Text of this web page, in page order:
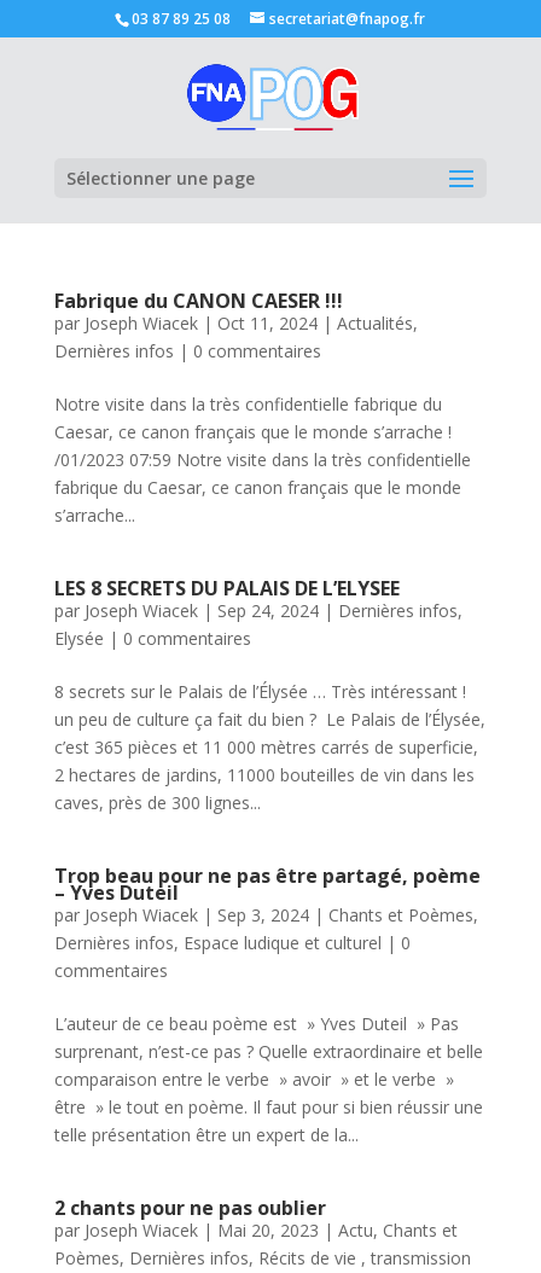
03 87 89 25 08 secretariat@fnapog.fr
Sélectionner une page
Fabrique du CANON CAESER !!!
par Joseph Wiacek| Oct 11, 2024| Actualités,
Dernières infos | 0 commentaires
Notre visite dans la très confidentielle fabrique du
Caesar, ce canon français que le monde s’arrache !
/01/2023 07:59 Notre visite dans la très confidentielle
fabrique du Caesar, ce canon français que le monde
s’arrache...
LES 8 SECRETS DU PALAIS DE L’ELYSEE
par Joseph Wiacek| Sep 24, 2024| Dernières infos,
Elysée | 0 commentaires
8 secrets sur le Palais de l’Élysée … Très intéressant !
un peu de culture ça fait du bien ? Le Palais de l’Élysée,
c’est 365 pièces et 11 000 mètres carrés de superficie,
2 hectares de jardins, 11000 bouteilles de vin dans les
caves, près de 300 lignes...
Trop beau pour ne pas être partagé, poème
– Yves Duteil
par Joseph Wiacek| Sep 3, 2024| Chants et Poèmes,
Dernières infos, Espace ludique et culturel | 0
commentaires
L’auteur de ce beau poème est » Yves Duteil » Pas
surprenant, n’est-ce pas ? Quelle extraordinaire et belle
comparaison entre le verbe » avoir » et le verbe »
être » le tout en poème. Il faut pour si bien réussir une
telle présentation être un expert de la...
2 chants pour ne pas oublier
par Joseph Wiacek| Mai 20, 2023 | Actu, Chants et
Poèmes, Dernières infos, Récits de vie , transmission